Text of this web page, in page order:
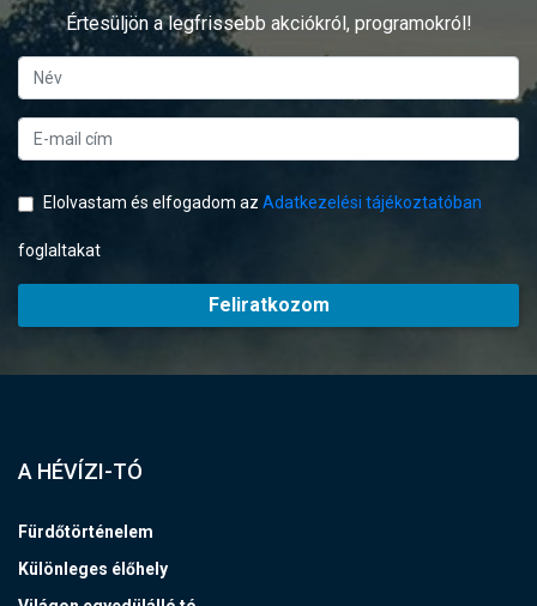
Értesüljön a legfrissebb akciókról, programokról!
Elolvastam és elfogadom az Adatkezelési tájékoztatóban
foglaltakat
Feliratkozom
A HÉVÍZI-TÓ
Fürdőtörténelem
Különleges élőhely